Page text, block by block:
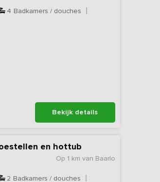
4 Badkamers / douches
Bekijk details
en hottub
Op 1 km van Baarlo
2 Badkamers / douches